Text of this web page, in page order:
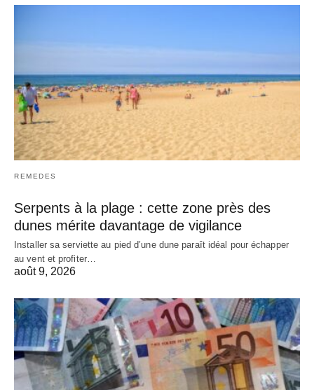
REMEDES
Serpents à la plage : cette zone près des
dunes mérite davantage de vigilance
Installer sa serviette au pied d’une dune paraît idéal pour échapper
au vent et profiter…
août 9, 2026